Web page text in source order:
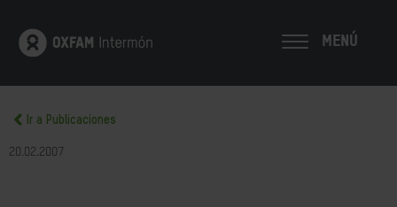
MENÚ
Ir a Publicaciones
20.02.2007